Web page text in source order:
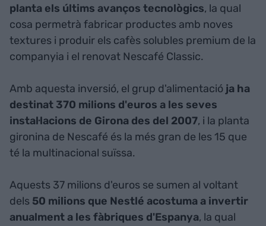
planta els últims avanços tecnològics, la qual
cosa permetrà fabricar productes amb noves
textures i produir els cafès solubles premium de la
companyia i el renovat Nescafé Classic.
Amb aquesta inversió, el grup d'alimentació ja ha
destinat 370 milions d'euros a les seves
instal·lacions de Girona des del 2007, i la planta
gironina de Nescafé és la més gran de les 15 que
té la multinacional suïssa.
Aquests 37 milions d'euros se sumen al voltant
dels 50 milions que Nestlé acostuma a invertir
anualment a les fàbriques d'Espanya, la qual